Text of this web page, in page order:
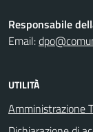
Responsabile
Email:
UTILITÀ
Amministrazione